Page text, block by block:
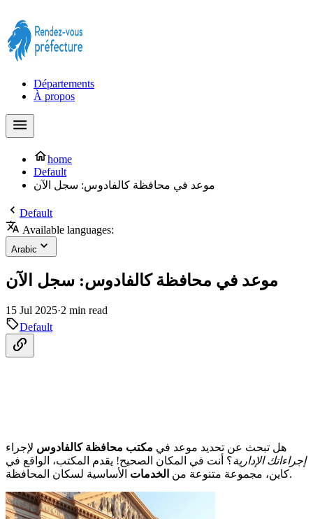
Départements
À propos
home
Default
موعد في محافظة كالفادوس: سجل الآن
Default
Available languages:
Arabic
موعد في محافظة كالفادوس: سجل الآن
15 Jul 2025·2 min read
Default
هل تبحث عن تحديد موعد في مكتب محافظة كالفادوس لإجراء
إجراءاتك الإدارية؟ أنت في المكان الصحيح! يقدم المكتب، الواقع في
كاين، مجموعة متنوعة من الخدمات الأساسية لسكان المحافظة.